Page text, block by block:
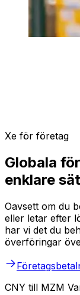
Xe för företag
Globala
enklare
Oavsett om du
eller letar efter
har vi det du
överföringar
CNY till MZM